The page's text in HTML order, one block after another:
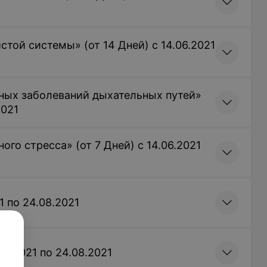
№5)
двухместный люкс (корпус
№5)
системы» (от 14 Дней) с 14.06.2021
заболеваний дыхательных путей»
стресса» (от 7 Дней) с 14.06.2021
по 24.08.2021
по 24.08.2021